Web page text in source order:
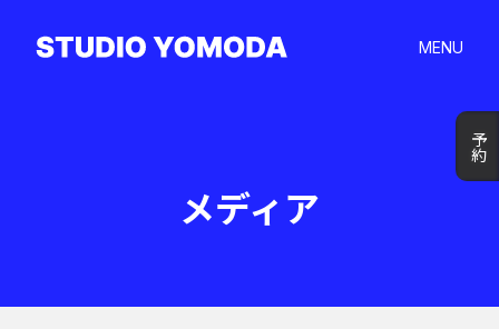
MENU
予約
予約
メディア